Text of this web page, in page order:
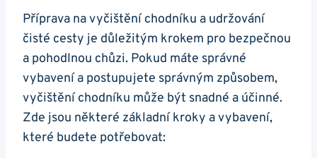
Příprava na vyčištění chodníku a udržování
čisté cesty je důležitým krokem pro bezpečnou
a​ pohodlnou chůzi. Pokud máte⁢ správné
vybavení a postupujete ‍správným způsobem,
vyčištění chodníku může být snadné a účinné.
Zde jsou⁣ některé základní kroky a⁣ vybavení,
které⁣ budete potřebovat: